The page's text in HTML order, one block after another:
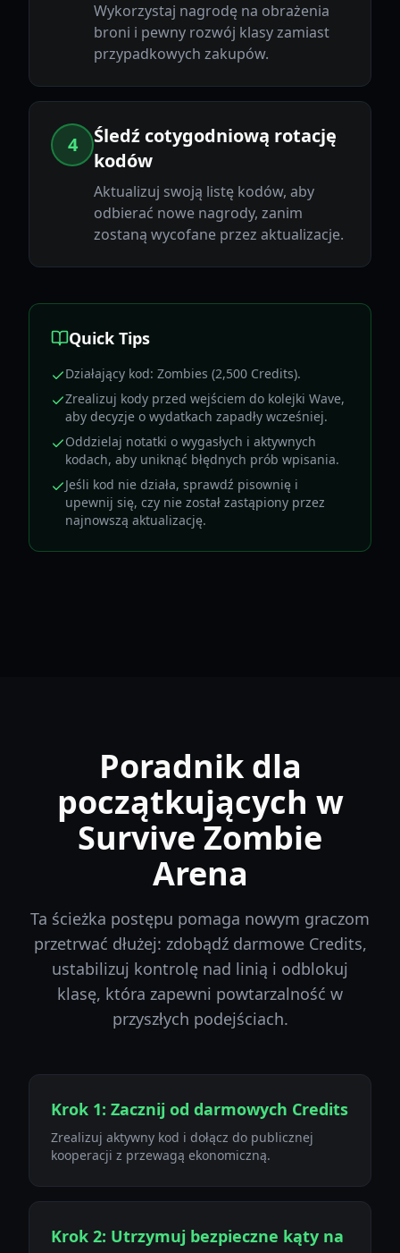
Wykorzystaj nagrodę na obrażenia
broni i pewny rozwój klasy zamiast
przypadkowych zakupów.
4
Śledź cotygodniową rotację
kodów
Aktualizuj swoją listę kodów, aby
odbierać nowe nagrody, zanim
zostaną wycofane przez aktualizacje.
Quick Tips
Działający kod: Zombies (2,500 Credits).
Zrealizuj kody przed wejściem do kolejki Wave,
aby decyzje o wydatkach zapadły wcześniej.
Oddzielaj notatki o wygasłych i aktywnych
kodach, aby uniknąć błędnych prób wpisania.
Jeśli kod nie działa, sprawdź pisownię i
upewnij się, czy nie został zastąpiony przez
najnowszą aktualizację.
Poradnik dla
początkujących w
Survive Zombie
Arena
Ta ścieżka postępu pomaga nowym graczom
przetrwać dłużej: zdobądź darmowe Credits,
ustabilizuj kontrolę nad linią i odblokuj
klasę, która zapewni powtarzalność w
przyszłych podejściach.
Krok 1: Zacznij od darmowych Credits
Zrealizuj aktywny kod i dołącz do publicznej
kooperacji z przewagą ekonomiczną.
Krok 2: Utrzymuj bezpieczne kąty na